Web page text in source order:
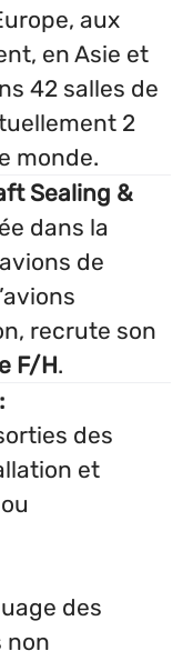
aux
en Asie et
42 salles de
2
monde.
Sealing &
dans la
de
recrute son
F/H.
des
et
des
non